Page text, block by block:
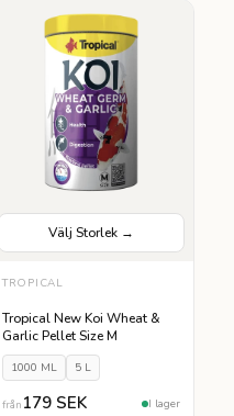
Välj Storlek →
VÄLJ STORLEK
1000 ML 5 L
TROPICAL
Tropical New Koi Wheat &
Garlic Pellet Size M
1000 ML 5 L
från 179 SEK I lager